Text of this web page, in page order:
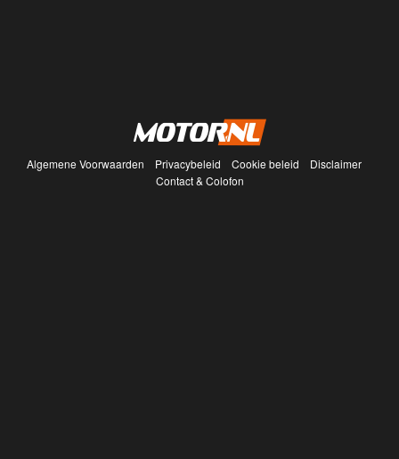
Algemene Voorwaarden Privacybeleid Cookie beleid
Disclaimer
Contact & Colofon